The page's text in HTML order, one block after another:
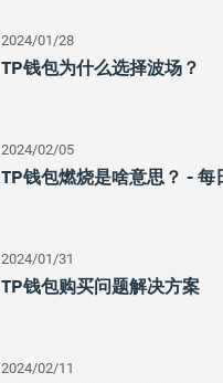
2024/01/28
TP钱包为什么选择波场？
2024/02/05
TP钱包燃烧是啥意思？ - 每
2024/01/31
TP钱包购买问题解决方案
2024/02/11